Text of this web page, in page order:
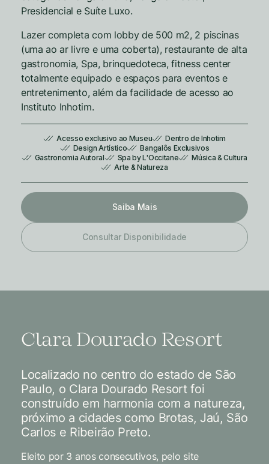
Presidencial e Suíte Luxo.
Lazer completa com lobby de 500 m2, 2 piscinas
(uma ao ar livre e uma coberta), restaurante de alta
gastronomia, Spa, brinquedoteca, fitness center
totalmente equipado e espaços para eventos e
entretenimento, além da facilidade de acesso ao
Instituto Inhotim.
Acesso exclusivo ao Museu
Dentro de Inhotim
Design Artístico
Bangalôs Exclusivos
Gastronomia Autoral
Spa by L'Occitane
Música & Cultura
Arte & Natureza
Saiba Mais
Consultar Disponibilidade
Clara Dourado Resort
Localizado no centro do estado de São
Paulo, o Clara Dourado Resort foi
construído em harmonia com a natureza,
próximo a cidades como Brotas, Jaú, São
Carlos e Ribeirão Preto.
Eleito por 3 anos consecutivos, pelo site